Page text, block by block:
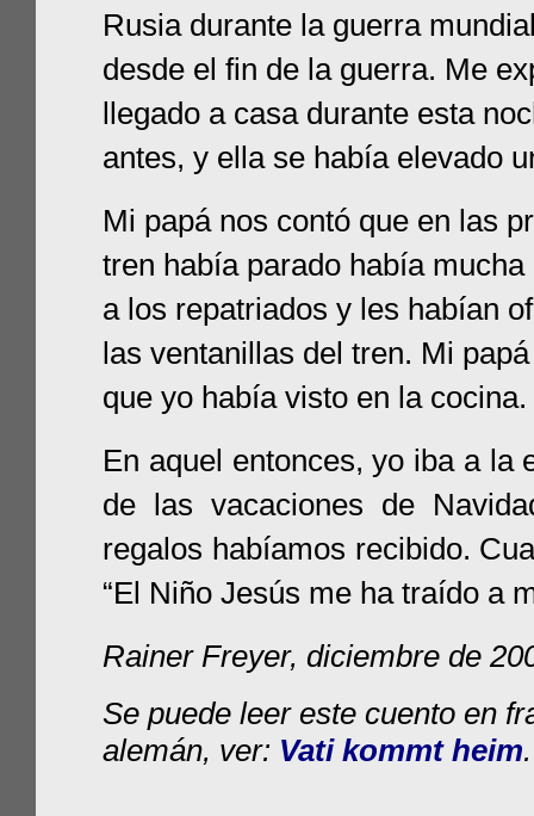
Rusia durante la guerra
desde el fin de la guerra. Me
llegado a casa durante esta
antes, y ella se había elevado
Mi papá nos contó que en las
tren había parado había
a los repatriados y les habían
las ventanillas del tren. Mi
que yo había visto en la cocina.
En aquel entonces, yo iba a la
de las vacaciones de
regalos habíamos recibido.
“El Niño Jesús me ha traído a
Rainer Freyer, diciembre de
Se puede leer este cuento en
alemán, ver: Vati kommt heim.